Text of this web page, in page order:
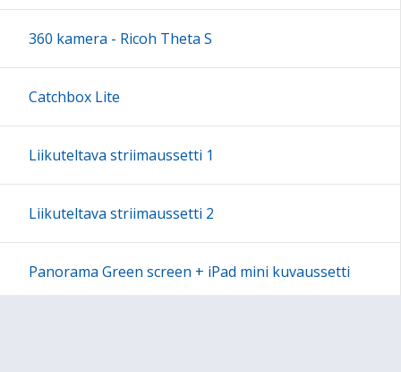
18:00
22:00
23:00
360 kamera - Ricoh Theta S
Catchbox Lite
Liikuteltava striimaussetti 1
Liikuteltava striimaussetti 2
Panorama Green screen + iPad mini kuvaussetti